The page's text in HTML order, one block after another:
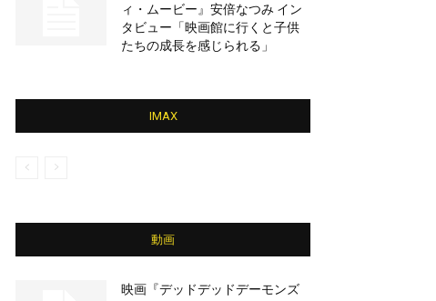
ィ・ムービー』安倍なつみ イン
タビュー「映画館に行くと子供
たちの成長を感じられる」
IMAX
動画
映画『デッドデッドデーモンズ